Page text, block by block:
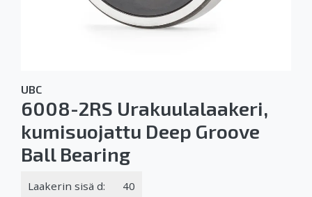
UBC
6008-2RS Urakuulalaakeri,
kumisuojattu Deep Groove
Ball Bearing
Laakerin sisä d: 40